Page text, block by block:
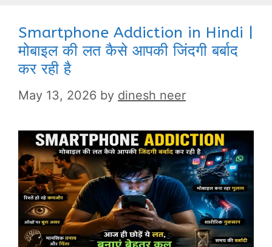
Smartphone Addiction in Hindi |
मोबाइल की लत कैसे आपकी जिंदगी बर्बाद
कर रही है
May 13, 2026 by dinesh neer